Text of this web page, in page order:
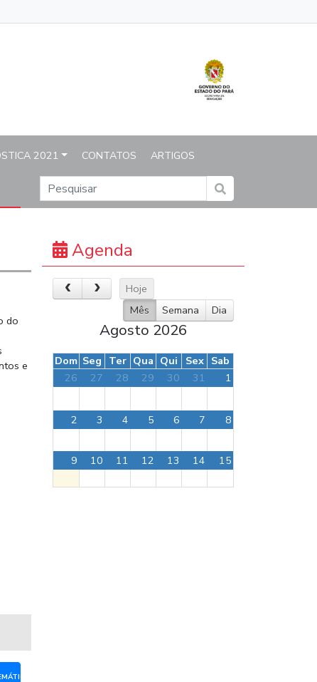
2021 CONTATOS ARTIGOS
do
e
- ENSINO MÉDIO_COMPRESSED.PDF
Agenda
Hoje
Mês
Semana Dia
Agosto 2026
Dom Seg Ter Qua Qui Sex Sab
26
27 28 29 30 31 1
2 3 4 5 6 7 8
9 10 11 12 13 14 15